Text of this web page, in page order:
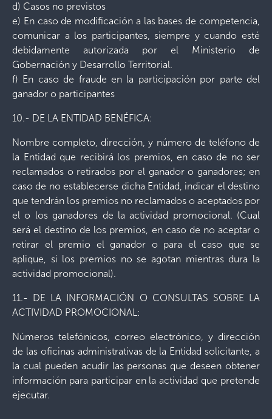
d) Casos no previstos
e) En caso de modificación a las bases de competencia,
comunicar a los participantes, siempre y cuando esté
debidamente autorizada por el Ministerio de
Gobernación y Desarrollo Territorial.
f) En caso de fraude en la participación por parte del
ganador o participantes
10.- DE LA ENTIDAD BENÉFICA:
Nombre completo, dirección, y número de teléfono de
la Entidad que recibirá los premios, en caso de no ser
reclamados o retirados por el ganador o ganadores; en
caso de no establecerse dicha Entidad, indicar el destino
que tendrán los premios no reclamados o aceptados por
el o los ganadores de la actividad promocional. (Cual
será el destino de los premios, en caso de no aceptar o
retirar el premio el ganador o para el caso que se
aplique, si los premios no se agotan mientras dura la
actividad promocional).
11.- DE LA INFORMACIÓN O CONSULTAS SOBRE LA
ACTIVIDAD PROMOCIONAL:
Números telefónicos, correo electrónico, y dirección
de las oficinas administrativas de la Entidad solicitante, a
la cual pueden acudir las personas que deseen obtener
información para participar en la actividad que pretende
ejecutar.